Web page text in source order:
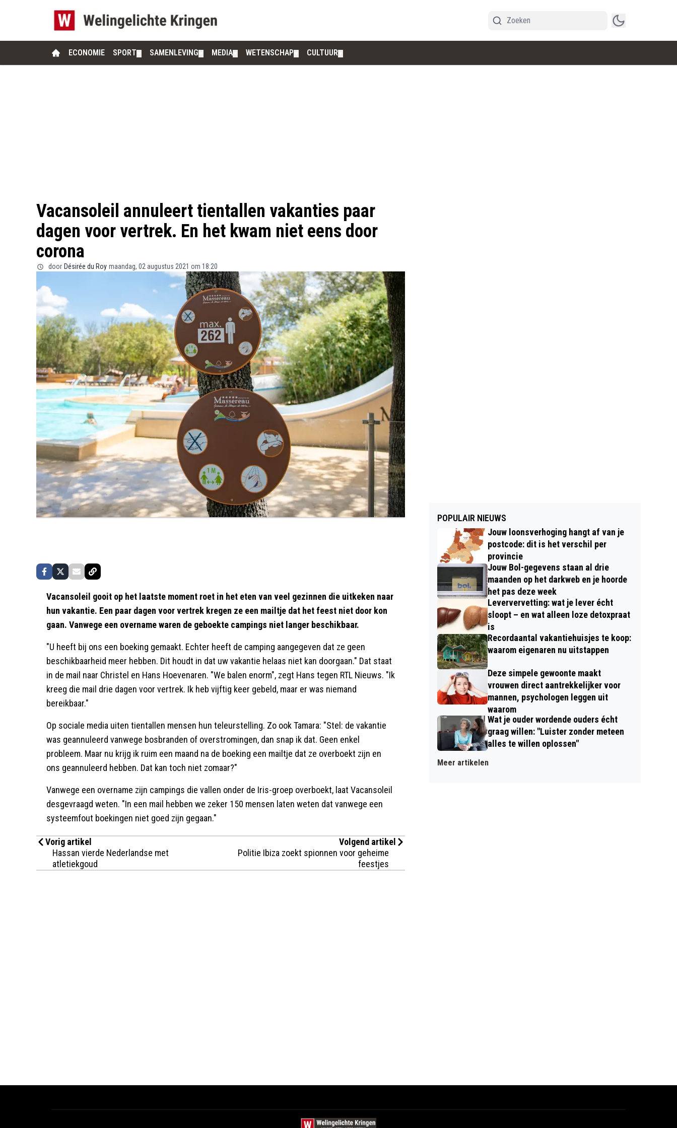
ECONOMIE SPORT SAMENLEVING MEDIA WETENSCHAP CULTUUR
Vacansoleil annuleert tientallen vakanties paar
dagen voor vertrek. En het kwam niet eens door
corona
door Désirée du Roy maandag, 02 augustus 2021 om 18:20
Vacansoleil gooit op het laatste moment roet in het eten van veel gezinnen die uitkeken naar
hun vakantie. Een paar dagen voor vertrek kregen ze een mailtje dat het feest niet door kon
gaan. Vanwege een overname waren de geboekte campings niet langer beschikbaar.
"U heeft bij ons een boeking gemaakt. Echter heeft de camping aangegeven dat ze geen
beschikbaarheid meer hebben. Dit houdt in dat uw vakantie helaas niet kan doorgaan." Dat staat
in de mail naar Christel en Hans Hoevenaren. "We balen enorm", zegt Hans tegen RTL Nieuws. "Ik
kreeg die mail drie dagen voor vertrek. Ik heb vijftig keer gebeld, maar er was niemand
bereikbaar."
Op sociale media uiten tientallen mensen hun teleurstelling. Zo ook Tamara: "Stel: de vakantie
was geannuleerd vanwege bosbranden of overstromingen, dan snap ik dat. Geen enkel
probleem. Maar nu krijg ik ruim een maand na de boeking een mailtje dat ze overboekt zijn en
ons geannuleerd hebben. Dat kan toch niet zomaar?"
Vanwege een overname zijn campings die vallen onder de Iris-groep overboekt, laat Vacansoleil
desgevraagd weten. "In een mail hebben we zeker 150 mensen laten weten dat vanwege een
systeemfout boekingen niet goed zijn gegaan."
Vorig artikel
Hassan vierde Nederlandse met
atletiekgoud
Volgend artikel
Politie Ibiza zoekt spionnen voor geheime
feestjes
POPULAIR NIEUWS
Jouw loonsverhoging hangt af van je
postcode: dit is het verschil per
provincie
Jouw Bol-gegevens staan al drie
maanden op het darkweb en je hoorde
het pas deze week
Leververvetting: wat je lever écht
sloopt – en wat alleen loze detoxpraat
is
Recordaantal vakantiehuisjes te koop:
waarom eigenaren nu uitstappen
Deze simpele gewoonte maakt
vrouwen direct aantrekkelijker voor
mannen, psychologen leggen uit
waarom
Wat je ouder wordende ouders écht
graag willen: "Luister zonder meteen
alles te willen oplossen"
Meer artikelen